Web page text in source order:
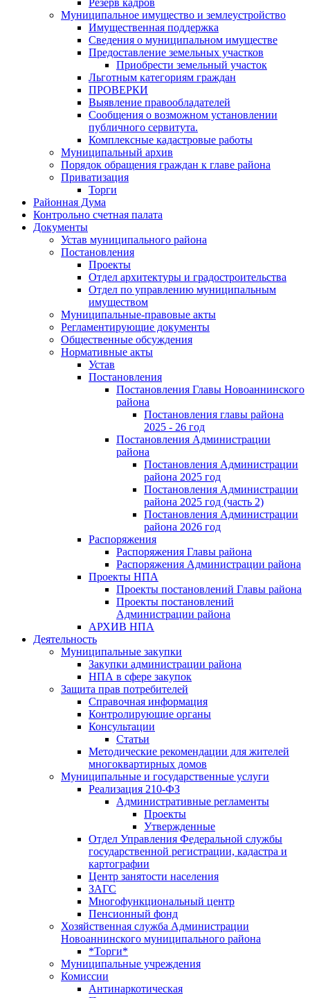
Резерв кадров
Муниципальное имущество и землеустройство
Имущественная поддержка
Сведения о муниципальном имуществе
Предоставление земельных участков
Приобрести земельный участок
Льготным категориям граждан
ПРОВЕРКИ
Выявление правообладателей
Сообщения о возможном установлении
публичного сервитута.
Комплексные кадастровые работы
Муниципальный архив
Порядок обращения граждан к главе района
Приватизация
Торги
Районная Дума
Контрольно счетная палата
Документы
Устав муниципального района
Постановления
Проекты
Отдел архитектуры и градостроительства
Отдел по управлению муниципальным
имуществом
Муниципальные-правовые акты
Регламентирующие документы
Общественные обсуждения
Нормативные акты
Устав
Постановления
Постановления Главы Новоаннинского
района
Постановления главы района
2025 - 26 год
Постановления Администрации
района
Постановления Администрации
района 2025 год
Постановления Администрации
района 2025 год (часть 2)
Постановления Администрации
района 2026 год
Распоряжения
Распоряжения Главы района
Распоряжения Администрации района
Проекты НПА
Проекты постановлений Главы района
Проекты постановлений
Администрации района
АРХИВ НПА
Деятельность
Муниципальные закупки
Закупки администрации района
НПА в сфере закупок
Защита прав потребителей
Справочная информация
Контролирующие органы
Консультации
Статьи
Методические рекомендации для жителей
многоквартирных домов
Муниципальные и государственные услуги
Реализация 210-ФЗ
Административные регламенты
Проекты
Утвержденные
Отдел Управления Федеральной службы
государственной регистрации, кадастра и
картографии
Центр занятоcти населения
ЗАГС
Многофункциональный центр
Пенсионный фонд
Хозяйственная служба Администрации
Новоаннинского муниципального района
*Торги*
Муниципальные учреждения
Комиссии
Антинаркотическая